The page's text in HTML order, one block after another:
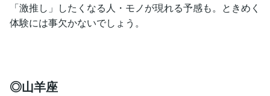
「激推し」したくなる人・モノが現れる予感も。ときめく
体験には事欠かないでしょう。
◎山羊座